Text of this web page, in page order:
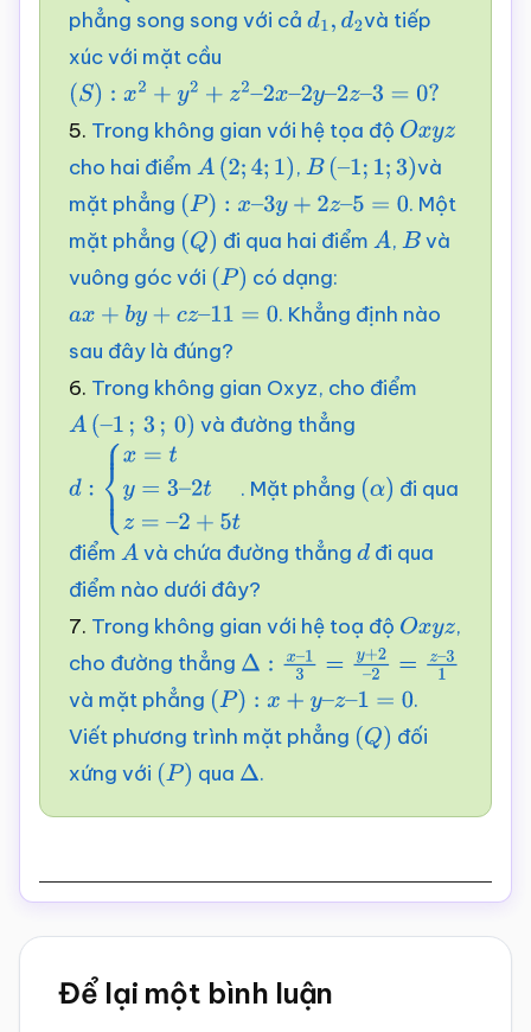
phẳng song song với cả d1,d2và tiếp
xúc với mặt cầu
(S): x 2+y 2+ z2 –2 x–2y–2z–3=0?
5. Trong không gian với hệ tọa độ Oxyz
cho hai điểm A( 2;4;1) ,B( –1;1; 3)
và
mặt phẳng (P): x –3y+2 z– 5=0
. Một
mặt phẳng (Q) đi qua hai điểm A,B và
vuông góc với (P) có dạng:
ax+by+c z–11=0
. Khẳng định nào
sau đây là đúng?
6. Trong không gian Oxyz, cho điểm
A( –1;3; 0) và đường thẳng
d { x= ty =3–
=–2 +5t
. Mặt phẳng (α) đi qua
điểm A và chứa đường thẳngdđi qua
điểm nào dưới đây?
7. Trong không gian với hệ toạ độ Oxyz,
cho đường thẳng Δ: x–13= y+ 2–2= z– 31
và mặt phẳng (P): x +y –z –1=0
.
Viết phương trình mặt phẳng (Q) đối
xứng với (P) qua Δ .
Reader
Interactions
Để lại một bình luận